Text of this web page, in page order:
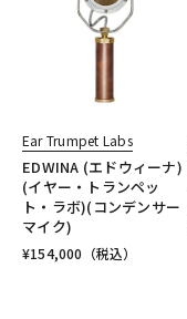
Ear Trumpet Labs
EDWINA (エドウィーナ)
(イヤー・トランペッ
ト・ラボ)(コンデンサー
マイク)
¥154,000 （税込）